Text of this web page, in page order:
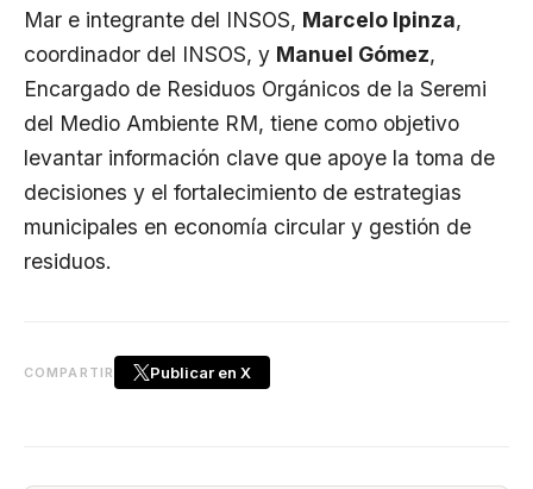
Mar e integrante del INSOS, Marcelo Ipinza,
coordinador del INSOS, y Manuel Gómez,
Encargado de Residuos Orgánicos de la Seremi
del Medio Ambiente RM, tiene como objetivo
levantar información clave que apoye la toma de
decisiones y el fortalecimiento de estrategias
municipales en economía circular y gestión de
residuos.
COMPARTIR Publicar en X